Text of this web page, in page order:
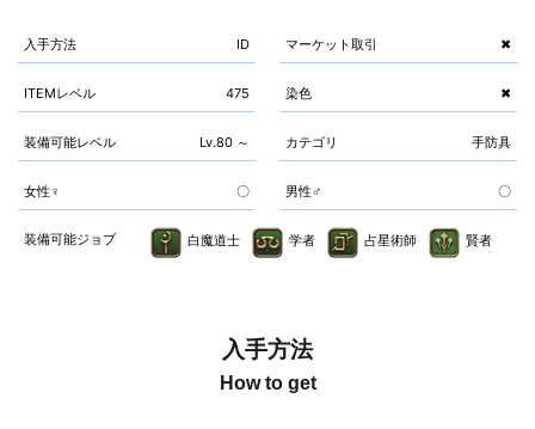
入手方法 ID マーケット取引 ✖
ITEMレベル 475 染色 ✖
装備可能レベル Lv.80 ～ カテゴリ 手防具
女性♀ 〇 男性♂ 〇
装備可能ジョブ 白魔道士 学者 占星術師 賢者
入手方法
How to get